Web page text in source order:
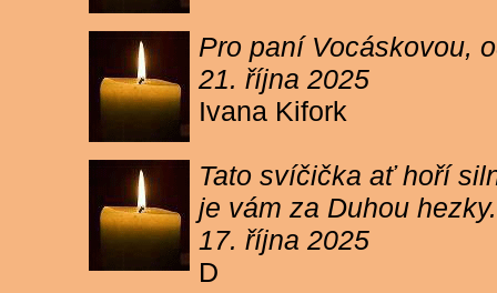
Pro paní Vocáskovou,
21. října 2025
Ivana Kifork
Tato svíčička ať hoří
je vám za Duhou
17. října 2025
D